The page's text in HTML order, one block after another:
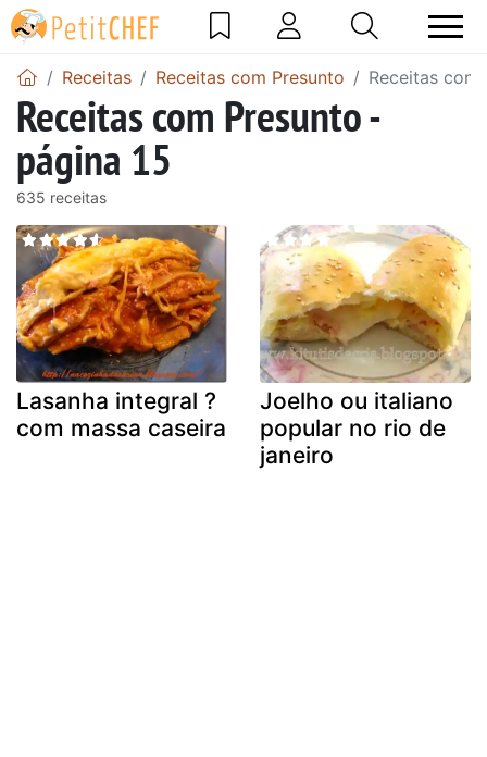
Receitas Receitas com Presunto Receitas com
Receitas com Presunto -
página 15
635 receitas
Lasanha integral ?
com massa caseira
Joelho ou italiano
popular no rio de
janeiro